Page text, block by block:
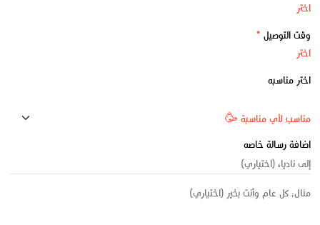
وقت التوصيل *
اختر مناسبه
اضافة رسالة خاصه